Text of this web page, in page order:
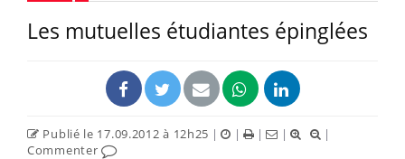
Les mutuelles étudiantes épinglées
Publié le 17.09.2012 à 12h25 | | | |
|
Commenter